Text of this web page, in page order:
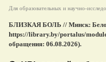
Для образовательных и научно-
БЛИЗКАЯ БОЛЬ // Минск:
https://library.by/portalus/
обращения: 06.08.2026).